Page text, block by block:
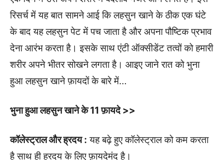
रिसर्च में यह बात सामने आई कि लहसुन खाने के ठीक एक घंटे
के बाद यह लहसुन पेट में पच जाता है और अपना पौष्टिक प्रभाव
देना आरंभ करता है। इसके साथ एंटी ऑक्सीडेंट तत्वों को हमारी
शरीर अपने भीतर सोखने लगता है। आइए जाने रात को भुना
हुआ लहसुन खाने फ़ायदों के बारे में…
भुना हुआ लहसुन खाने के 11 फ़ायदे >>
कॉलेस्ट्राल और ह्रदय : यह बढ़े हुए कॉलेस्ट्राल को कम करता
है साथ ही ह्रदय के लिए फ़ायदेमंद है।